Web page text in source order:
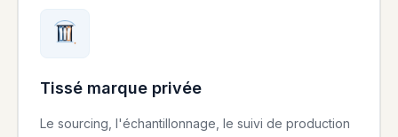
Tissé marque privée
Le sourcing, l'échantillonnage, le suivi de production